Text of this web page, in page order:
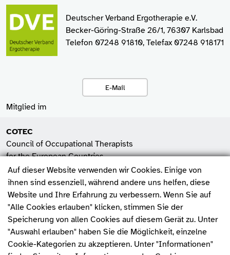
Fehler melden
Deutscher Verband Ergotherapie e.V.
Becker-Göring-Straße 26/1, 76307 Karlsbad
Telefon 07248 91810, Telefax 07248 918171
E-Mail
Mitglied im
COTEC
Council of Occupational Therapists
for the European Countries
SHV
Spitzenverband der
Heilmittelverbände e.V.
WFOT
World Federation of
Occupational Therapists
Auf dieser Website verwenden wir Cookies. Einige von
ihnen sind essenziell, während andere uns helfen, diese
Website und Ihre Erfahrung zu verbessern. Wenn Sie auf
"Alle Cookies erlauben" klicken, stimmen Sie der
Speicherung von allen Cookies auf diesem Gerät zu. Unter
"Auswahl erlauben" haben Sie die Möglichkeit, einzelne
Cookie-Kategorien zu akzeptieren. Unter "Informationen"